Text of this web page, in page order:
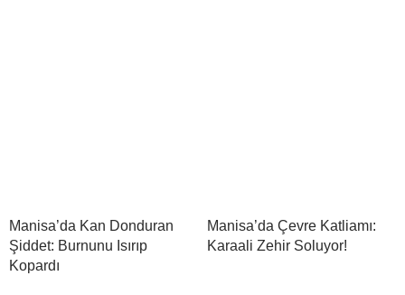
Manisa’da Kan Donduran
Şiddet: Burnunu Isırıp
Kopardı
Manisa’da Çevre Katliamı:
Karaali Zehir Soluyor!